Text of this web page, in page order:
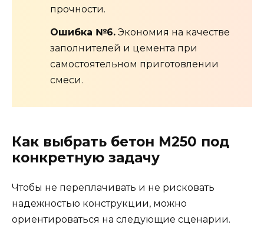
прочности.
Ошибка №6. Экономия на качестве
заполнителей и цемента при
самостоятельном приготовлении
смеси.
Как выбрать бетон М250 под
конкретную задачу
Чтобы не переплачивать и не рисковать
надежностью конструкции, можно
ориентироваться на следующие сценарии.